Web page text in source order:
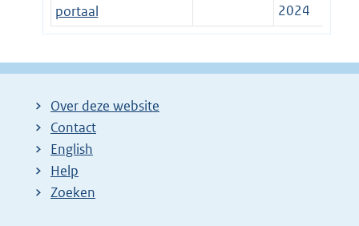
portaal
2024
Over deze website
Contact
English
Help
Zoeken